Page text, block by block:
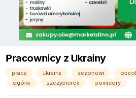
Pracownicy z Ukrainy
praca ukraina sezonowi
ogórki
szczypiorek pomidory